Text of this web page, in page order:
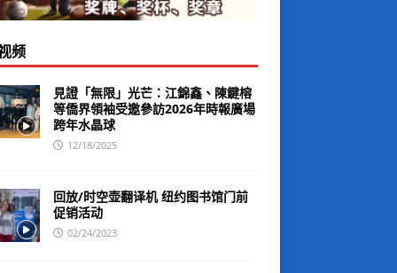
频
見證「無限」光芒：江錦鑫、陳鍵榕
等僑界領袖受邀參訪2026年時報廣場
跨年水晶球
12/18/2025
回放/时空壶翻译机 纽约图书馆门前
促销活动
02/24/2023